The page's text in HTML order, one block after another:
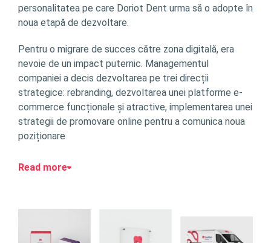
personalitatea pe care Doriot Dent urma să o adopte în
noua etapă de dezvoltare.
Pentru o migrare de succes către zona digitală, era
nevoie de un impact puternic. Managementul
companiei a decis dezvoltarea pe trei direcții
strategice: rebranding, dezvoltarea unei platforme e-
commerce funcționale și atractive, implementarea unei
strategii de promovare online pentru a comunica noua
poziționare
Read more